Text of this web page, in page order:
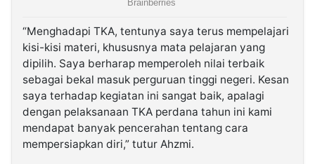
“Menghadapi TKA, tentunya saya terus mempelajari
kisi-kisi materi, khususnya mata pelajaran yang
dipilih. Saya berharap memperoleh nilai terbaik
sebagai bekal masuk perguruan tinggi negeri. Kesan
saya terhadap kegiatan ini sangat baik, apalagi
dengan pelaksanaan TKA perdana tahun ini kami
mendapat banyak pencerahan tentang cara
mempersiapkan diri,” tutur Ahzmi.